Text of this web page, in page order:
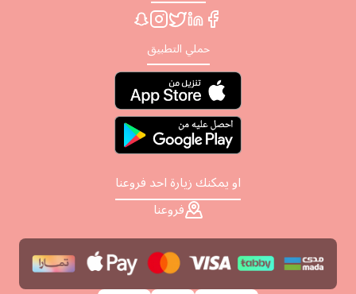
حملي التطبيق
او يمكنك زيارة احد فروعنا
فروعنا